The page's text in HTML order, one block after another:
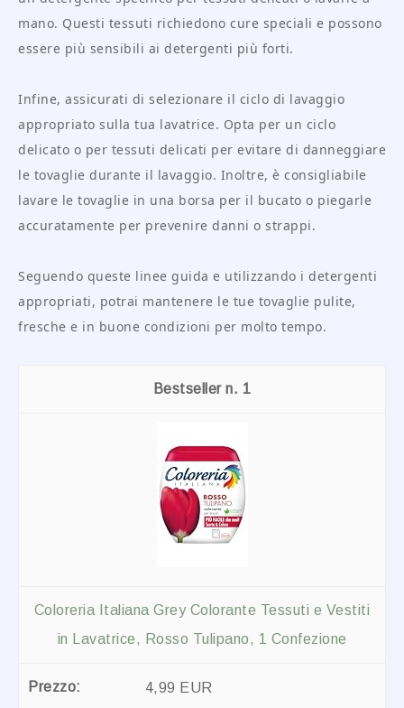
mano. Questi tessuti richiedono cure speciali e possono
essere più sensibili ai detergenti più forti.
Infine, assicurati di selezionare il ciclo di lavaggio
appropriato sulla tua lavatrice. Opta per un ciclo
delicato o per tessuti delicati per evitare di danneggiare
le tovaglie durante il lavaggio. Inoltre, è consigliabile
lavare le tovaglie in una borsa per il bucato o piegarle
accuratamente per prevenire danni o strappi.
Seguendo queste linee guida e utilizzando i detergenti
appropriati, potrai mantenere le tue tovaglie pulite,
fresche e in buone condizioni per molto tempo.
1
Coloreria Italiana Grey Colorante Tessuti e Vestiti
in Lavatrice, Rosso Tulipano, 1 Confezione
4,99 EUR